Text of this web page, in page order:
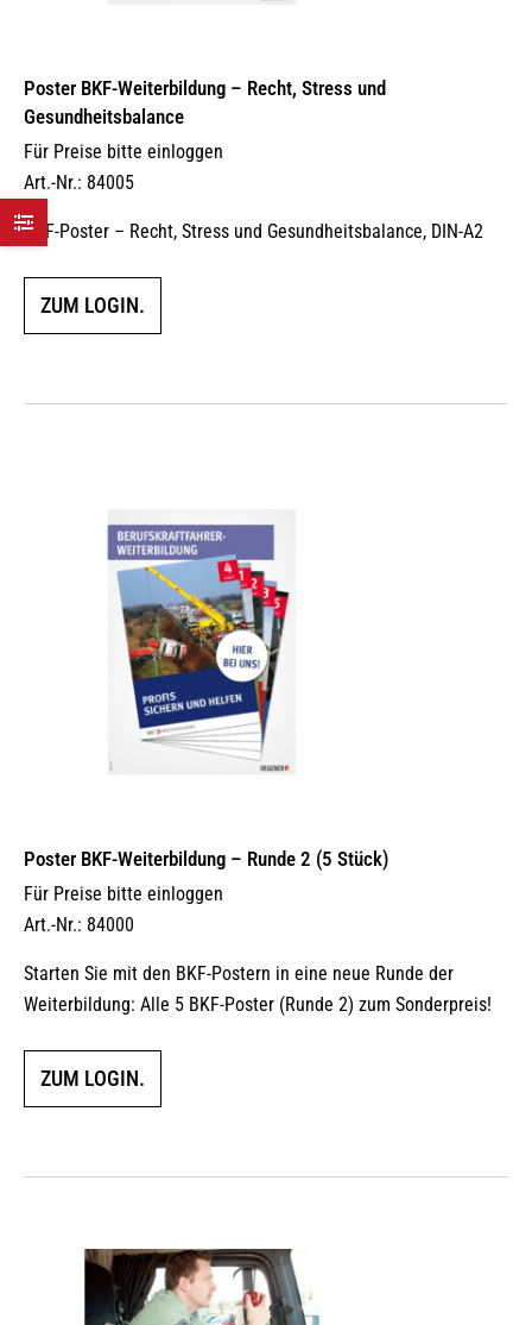
Poster BKF-Weiterbildung – Recht, Stress und
Gesundheitsbalance
Für Preise bitte einloggen
Art.-Nr.: 84005
BKF-Poster – Recht, Stress und Gesundheitsbalance, DIN-A2
ZUM LOGIN.
Poster BKF-Weiterbildung – Runde 2 (5 Stück)
Für Preise bitte einloggen
Art.-Nr.: 84000
Starten Sie mit den BKF-Postern in eine neue Runde der
Weiterbildung: Alle 5 BKF-Poster (Runde 2) zum Sonderpreis!
ZUM LOGIN.